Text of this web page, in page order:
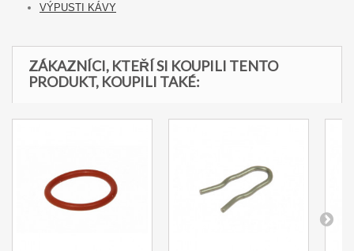
VÝPUSTI KÁVY
ZÁKAZNÍCI, KTEŘÍ SI KOUPILI TENTO
PRODUKT, KOUPILI TAKÉ: